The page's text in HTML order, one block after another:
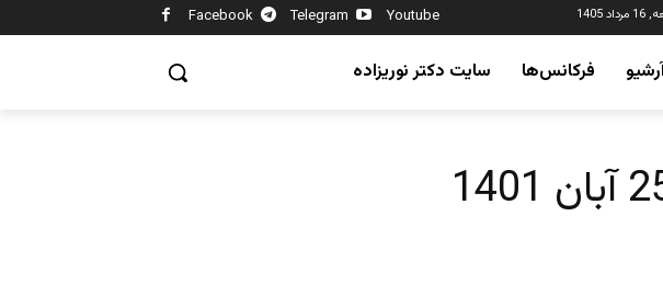
Facebook Telegram Youtube 1405
فرکانس‌ها سایت دکتر نوریزاده